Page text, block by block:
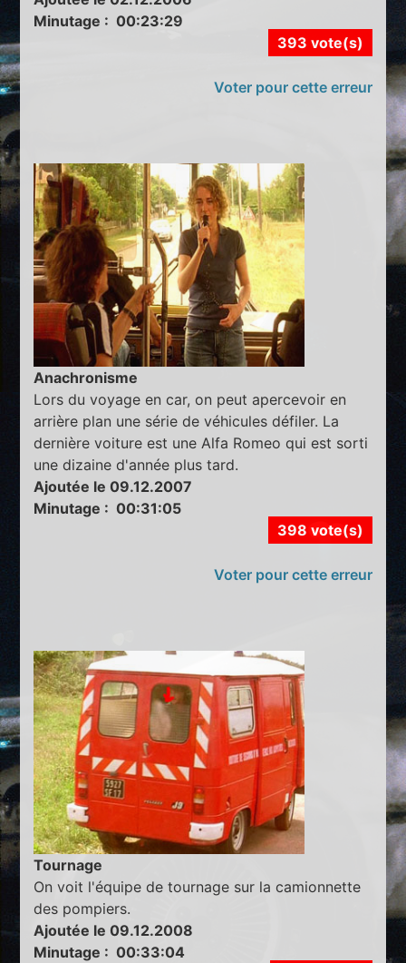
Minutage : 00:23:29
393 vote(s)
Voter pour cette erreur
Anachronisme
Lors du voyage en car, on peut apercevoir en
arrière plan une série de véhicules défiler. La
dernière voiture est une Alfa Romeo qui est sorti
une dizaine d'année plus tard.
Ajoutée le 09.12.2007
Minutage : 00:31:05
398 vote(s)
Voter pour cette erreur
Tournage
On voit l'équipe de tournage sur la camionnette
des pompiers.
Ajoutée le 09.12.2008
Minutage : 00:33:04